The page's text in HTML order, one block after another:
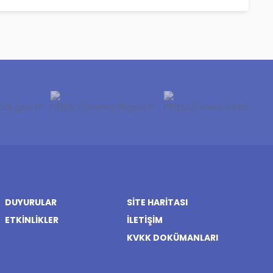
DUYURULAR
ETKINLIKLER
SITE HARITASI
İLETIŞIM
KVKK DOKÜMANLARI